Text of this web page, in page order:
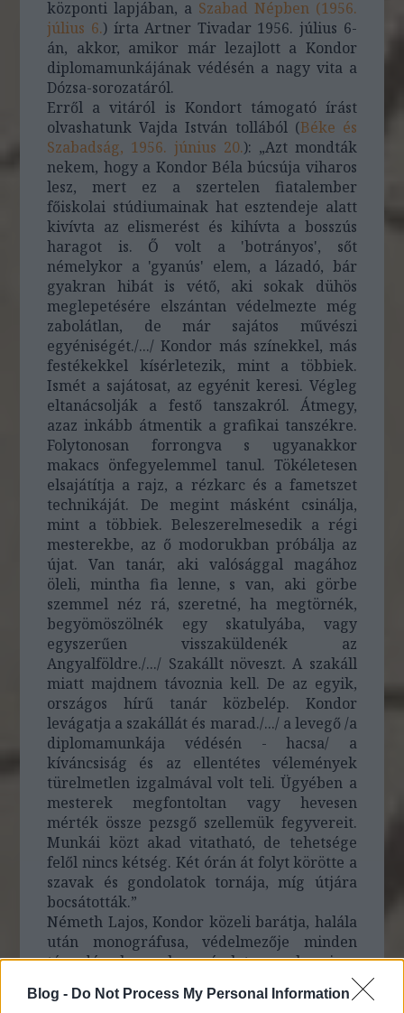
Blog - Do Not Process My Personal Information
központi lapjában, a Szabad Népben (1956.
július 6.) írta Artner Tivadar 1956. július 6-
án, akkor, amikor már lezajlott a Kondor
diplomamunkájának védésén a nagy vita a
Dózsa-sorozatáról.
Erről a vitáról is Kondort támogató írást
olvashatunk Vajda István tollából (Béke és
Szabadság, 1956. június 20.): „Azt mondták
nekem, hogy a Kondor Béla búcsúja viharos
lesz, mert ez a szertelen fiatalember
főiskolai stúdiumainak hat esztendeje alatt
kivívta az elismerést és kihívta a bosszús
haragot is. Ő volt a 'botrányos', sőt
némelykor a 'gyanús' elem, a lázadó, bár
gyakran hibát is vétő, aki sokak dühös
meglepetésére elszántan védelmezte még
zabolátlan, de már sajátos művészi
egyéniségét./.../ Kondor más színekkel, más
festékekkel kísérletezik, mint a többiek.
Ismét a sajátosat, az egyénit keresi. Végleg
eltanácsolják a festő tanszakról. Átmegy,
azaz inkább átmentik a grafikai tanszékre.
Folytonosan forrongva s ugyanakkor
makacs önfegyelemmel tanul. Tökéletesen
elsajátítja a rajz, a rézkarc és a fametszet
technikáját. De megint másként csinálja,
mint a többiek. Beleszerelmesedik a régi
mesterekbe, az ő modorukban próbálja az
újat. Van tanár, aki valósággal magához
öleli, mintha fia lenne, s van, aki görbe
szemmel néz rá, szeretné, ha megtörnék,
begyömöszölnék egy skatulyába, vagy
egyszerűen visszaküldenék az
Angyalföldre./.../ Szakállt növeszt. A szakáll
miatt majdnem távoznia kell. De az egyik,
országos hírű tanár közbelép. Kondor
levágatja a szakállát és marad./.../ a levegő /a
diplomamunkája védésén - hacsa/ a
kíváncsiság és az ellentétes vélemények
türelmetlen izgalmával volt teli. Ügyében a
mesterek megfontoltan vagy hevesen
mérték össze pezsgő szellemük fegyvereit.
Munkái közt akad vitatható, de tehetsége
felől nincs kétség. Két órán át folyt körötte a
szavak és gondolatok tornája, míg útjára
bocsátották.”
Németh Lajos, Kondor közeli barátja, halála
után monográfusa, védelmezője minden
támadással szemben részletesen elemzi az
számában a
diplomamunkát, a Dózsa-sorozatot, és